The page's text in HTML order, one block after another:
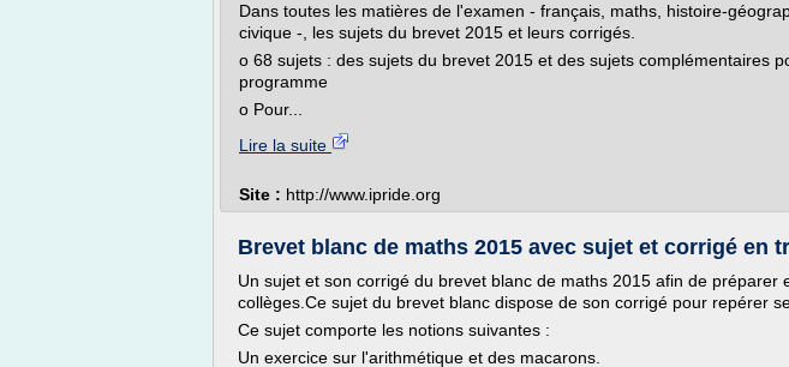
Dans toutes les matières de l'examen - français, maths, histoire-
civique -, les sujets du brevet 2015 et leurs corrigés.
o 68 sujets : des sujets du brevet 2015 et des sujets complémentaires
programme
o Pour...
Lire la suite
Site : http://www.ipride.org
Brevet blanc de maths 2015 avec sujet et corrigé en
Un sujet et son corrigé du brevet blanc de maths 2015 afin de préparer
collèges.Ce sujet du brevet blanc dispose de son corrigé pour repérer
Ce sujet comporte les notions suivantes :
Un exercice sur l'arithmétique et des macarons.